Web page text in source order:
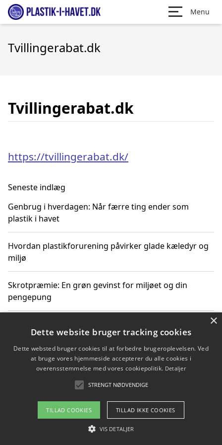
Menu
Tvillingerabat.dk
Tvillingerabat.dk
https://tvillingerabat.dk/
Seneste indlæg
Genbrug i hverdagen: Når færre ting ender som
plastik i havet
Hvordan plastikforurening påvirker glade kæledyr og
miljø
Skrotpræmie: En grøn gevinst for miljøet og din
pengepung
Hvordan blåfade med rist kan hjælpe med at reducere
plastik i havet
Spil kasinospil på et troværdigt online casino: Din
guide til sikker og sjov underholdning
Copyright 2026 - Pilanto Aps
Om / kontakt
×
Dette website bruger tracking cookies
Dette websted bruger cookies til at forbedre brugeroplevelsen. Ved
at bruge vores hjemmeside accepterer du alle cookies i
overensstemmelse med vores cookiepolitik. Detaljer
STRENGT NØDVENDIGE
TILLAD COOKIES TILLAD IKKE COOKIES
VIS DETALJER